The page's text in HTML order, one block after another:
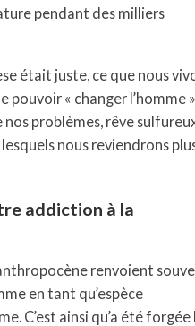
pendant des milliers
était juste, ce que nous
« changer l’homme
problèmes, rêve
lesquels nous reviendrons
addiction à la
renvoient
en tant qu’espèce
C’est ainsi qu’a été forgée